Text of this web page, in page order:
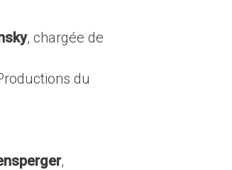
, chargée de
du
,